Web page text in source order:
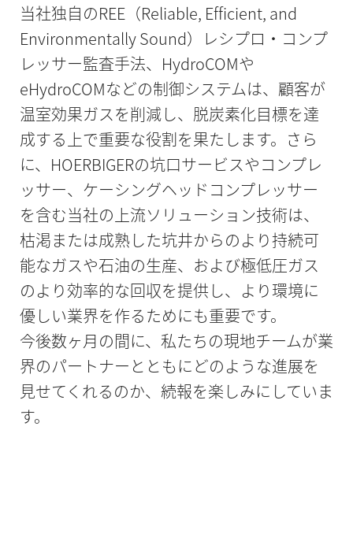
当社独自のREE（Reliable, Efficient, and
Environmentally Sound）レシプロ・コンプ
レッサー監査手法、HydroCOMや
eHydroCOMなどの制御システムは、顧客が
温室効果ガスを削減し、脱炭素化目標を達
成する上で重要な役割を果たします。さら
に、HOERBIGERの坑口サービスやコンプレ
ッサー、ケーシングヘッドコンプレッサー
を含む当社の上流ソリューション技術は、
枯渇または成熟した坑井からのより持続可
能なガスや石油の生産、および極低圧ガス
のより効率的な回収を提供し、より環境に
優しい業界を作るためにも重要です。
今後数ヶ月の間に、私たちの現地チームが業
界のパートナーとともにどのような進展を
見せてくれるのか、続報を楽しみにしていま
す。